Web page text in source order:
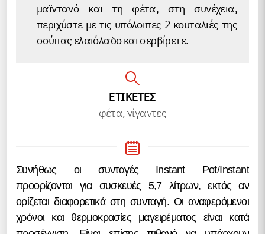
μαϊντανό και τη φέτα, στη συνέχεια,
περιχύστε με τις υπόλοιπες 2 κουταλιές της
σούπας ελαιόλαδο και σερβίρετε.
ΕΤΙΚΕΤΕΣ
φέτα, γίγαντες
Συνήθως οι συνταγές Instant Pot/Instant
προορίζονται για συσκευές 5,7 λίτρων, εκτός αν
ορίζεται διαφορετικά στη συνταγή. Οι αναφερόμενοι
χρόνοι και θερμοκρασίες μαγειρέματος είναι κατά